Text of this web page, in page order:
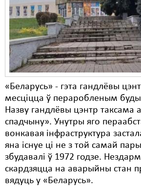
«Беларусь» - гэта гандлёвы
месціцца ў пераробленым
Назву гандлёвы цэнтр таксама
спадчыну». Унутры яго
вонкавая інфраструктура
яна існуе ці не з той самай
збудавалі ў 1972 годзе.
скардзяцца на аварыйны стан
вядуць у «Беларусь».
Затрыманьні
Карная псыхіятрыя
КПЧ ААН
Культурныя правы
Мігранты
Мірныя сходы
Праваабаронцы
Правы дзіцяці